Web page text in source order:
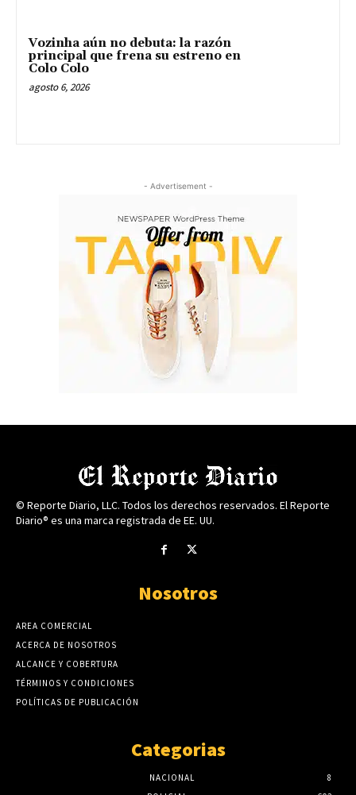
Vozinha aún no debuta: la razón
principal que frena su estreno en
Colo Colo
agosto 6, 2026
- Advertisement -
© Reporte Diario, LLC. Todos los derechos reservados. El Reporte
Diario® es una marca registrada de EE. UU.
Nosotros
AREA COMERCIAL
ACERCA DE NOSOTROS
ALCANCE Y COBERTURA
TÉRMINOS Y CONDICIONES
POLÍTICAS DE PUBLICACIÓN
Categorias
NACIONAL
8